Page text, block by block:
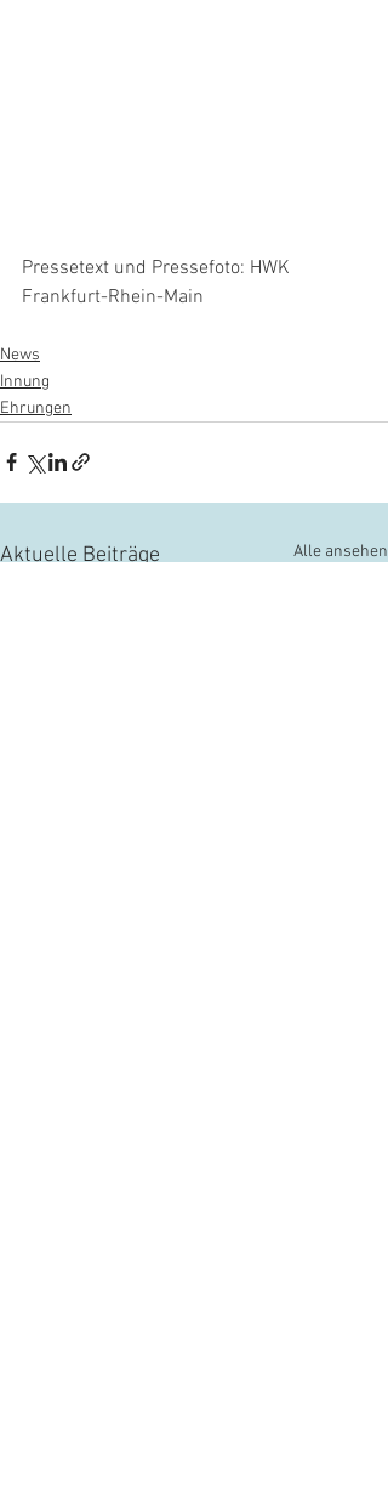
Pressetext und Pressefoto: HWK
Frankfurt-Rhein-Main
News
Innung
Ehrungen
Aktuelle Beiträge Alle ansehen